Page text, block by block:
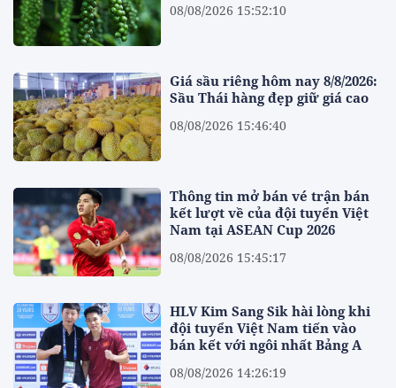
08/08/2026 15:52:10
Giá sầu riêng hôm nay 8/8/2026:
Sầu Thái hàng đẹp giữ giá cao
08/08/2026 15:46:40
Thông tin mở bán vé trận bán
kết lượt về của đội tuyển Việt
Nam tại ASEAN Cup 2026
08/08/2026 15:45:17
HLV Kim Sang Sik hài lòng khi
đội tuyển Việt Nam tiến vào
bán kết với ngôi nhất Bảng A
08/08/2026 14:26:19